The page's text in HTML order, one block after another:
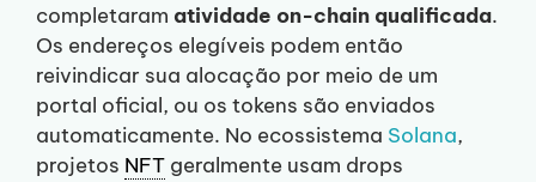
completaram atividade on-chain qualificada.
Os endereços elegíveis podem então
reivindicar sua alocação por meio de um
portal oficial, ou os tokens são enviados
automaticamente. No ecossistema Solana,
projetos NFT geralmente usam drops